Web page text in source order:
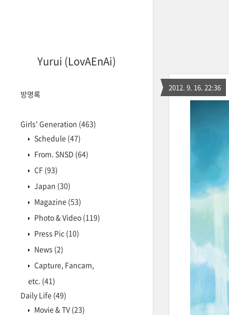
Yurui (LovAEnAi)
방명록
Girls' Generation (463)
Schedule (47)
From. SNSD (64)
CF (93)
Japan (30)
Magazine (53)
Photo & Video (119)
Press Pic (10)
News (2)
Capture, Fancam,
etc. (41)
Daily Life (49)
Movie & TV (23)
2012. 9. 16. 22:36